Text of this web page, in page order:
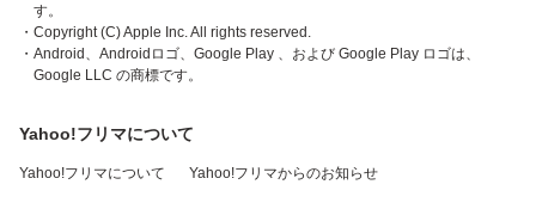
す。
・Copyright (C) Apple Inc. All rights reserved.
・Android、Androidロゴ、Google Play 、および Google Play ロゴは、
Google LLC の商標です。
Yahoo!フリマについて
Yahoo!フリマについて Yahoo!フリマからのお知らせ